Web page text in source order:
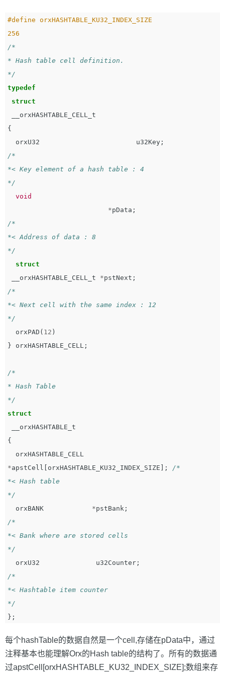
#define orxHASHTABLE_KU32_INDEX_SIZE
/*
* Hash table cell definition.
*/
typedef
struct
__orxHASHTABLE_CELL_t
{
orxU32
u32Key ;
/*
*< Key element of a hash table : 4
*/
void
*pData ;
/*
*< Address of data : 8
*/
struct
__orxHASHTABLE_CELL_t
*pstNext ;
/*
*< Next cell with the same index : 12
*/
orxPAD ( 12 )
}
orxHASHTABLE_CELL ;
/*
* Hash Table
*/
struct
__orxHASHTABLE_t
{
orxHASHTABLE_CELL
*apstCell orxHASHTABLE_KU32_INDEX_SIZE ];
/*
*< Hash table
*/
orxBANK
*pstBank ;
/*
*< Bank where are stored cells
*/
orxU32
u32Counter ;
/*
*< Hashtable item counter
*/
};
每个hashTable的数据自然是一个cell,存储在pData中，通过
注释基本也能理解Orx的Hash table的结构了。所有的数据通
过apstCell[orxHASHTABLE_KU32_INDEX_SIZE];数组来存